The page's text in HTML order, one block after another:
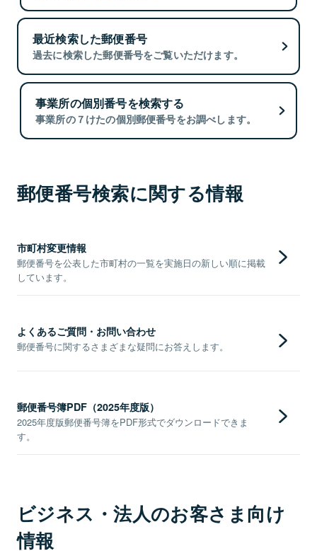
最近検索した郵便番号
過去に検索した郵便番号をご覧いただけます。
事業所の個別番号を検索する
事業所の７けたの個別郵便番号をお調べします。
郵便番号検索に関する情報
市町村変更情報
郵便番号を公表した市町村の一覧を実施日の新しい順に掲載
しています。
よくあるご質問・お問い合わせ
郵便番号に関するさまざまな疑問にお答えします。
郵便番号簿PDF（2025年度版）
2025年度版郵便番号簿をPDF形式でダウンロードできま
す。
ビジネス・法人のお客さま向け
情報